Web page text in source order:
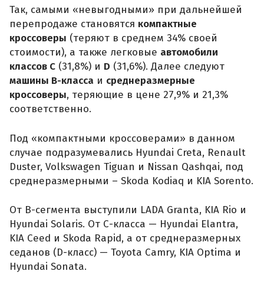
Так, самыми «невыгодными» при дальнейшей
перепродаже становятся компактные
кроссоверы (теряют в среднем 34% своей
стоимости), а также легковые автомобили
классов C (31,8%) и D (31,6%). Далее следуют
машины B-класса и среднеразмерные
кроссоверы, теряющие в цене 27,9% и 21,3%
соответственно.
Под «компактными кроссоверами» в данном
случае подразумевались Hyundai Creta, Renault
Duster, Volkswagen Tiguan и Nissan Qashqai, под
среднеразмерными – Skoda Kodiaq и KIA Sorento.
От B-сегмента выступили LADA Granta, KIA Rio и
Hyundai Solaris. От С-класса — Hyundai Elantra,
KIA Ceed и Skoda Rapid, а от среднеразмерных
седанов (D-класс) — Toyota Camry, KIA Optima и
Hyundai Sonata.